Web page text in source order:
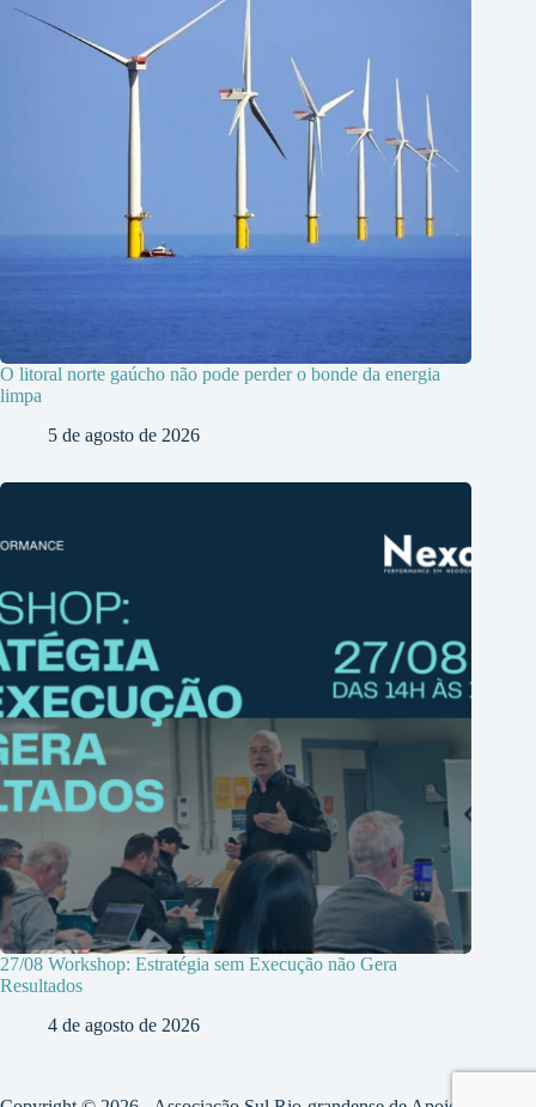
O litoral norte gaúcho não pode perder o bonde da energia
limpa
5 de agosto de 2026
27/08 Workshop: Estratégia sem Execução não Gera
Resultados
4 de agosto de 2026